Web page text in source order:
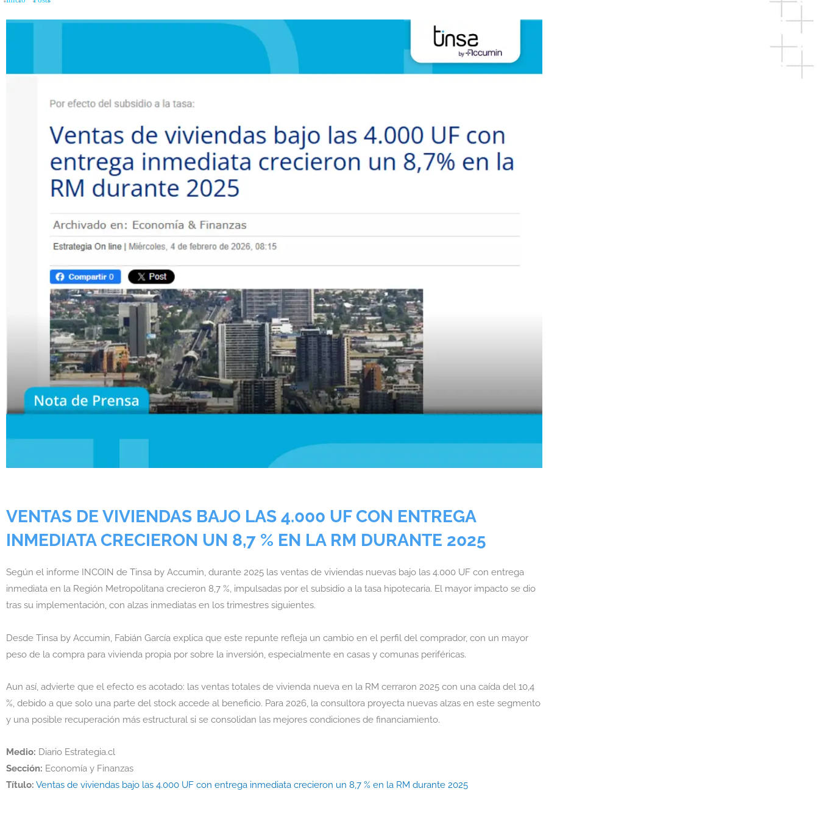
VENTAS DE VIVIENDAS BAJO LAS 4.000 UF CON ENTREGA
INMEDIATA CRECIERON UN 8,7 % EN LA RM DURANTE 2025
Según el informe INCOIN de Tinsa by Accumin, durante 2025 las ventas de viviendas nuevas bajo las 4.000 UF con entrega
inmediata en la Región Metropolitana crecieron 8,7 %, impulsadas por el subsidio a la tasa hipotecaria. El mayor impacto se dio
tras su implementación, con alzas inmediatas en los trimestres siguientes.
Desde Tinsa by Accumin, Fabián García explica que este repunte refleja un cambio en el perfil del comprador, con un mayor
peso de la compra para vivienda propia por sobre la inversión, especialmente en casas y comunas periféricas.
Aun así, advierte que el efecto es acotado: las ventas totales de vivienda nueva en la RM cerraron 2025 con una caída del 10,4
%, debido a que solo una parte del stock accede al beneficio. Para 2026, la consultora proyecta nuevas alzas en este segmento
y una posible recuperación más estructural si se consolidan las mejores condiciones de financiamiento.
Medio: Diario Estrategia.cl
Sección: Economía y Finanzas
Título: Ventas de viviendas bajo las 4.000 UF con entrega inmediata crecieron un 8,7 % en la RM durante 2025